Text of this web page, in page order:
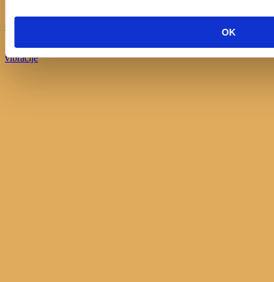
OK
Email:
opcinska.knjiznica.hrvatska.sloga.gradac@st.t-com.hr
Knjižnica Hrvatska sloga, Gradac © 2017 | Developed byNove
vibracije